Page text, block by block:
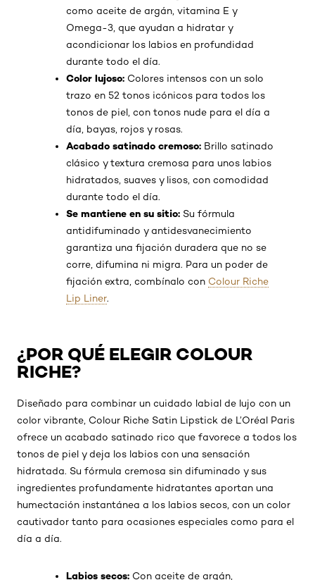
como aceite de argán, vitamina E y
Omega-3, que ayudan a hidratar y
acondicionar los labios en profundidad
durante todo el día.
Color lujoso: Colores intensos con un solo
trazo en 52 tonos icónicos para todos los
tonos de piel, con tonos nude para el día a
día, bayas, rojos y rosas.
Acabado satinado cremoso: Brillo satinado
clásico y textura cremosa para unos labios
hidratados, suaves y lisos, con comodidad
durante todo el día.
Se mantiene en su sitio: Su fórmula
antidifuminado y antidesvanecimiento
garantiza una fijación duradera que no se
corre, difumina ni migra. Para un poder de
fijación extra, combínalo con Colour Riche
Lip Liner.
¿POR QUÉ ELEGIR COLOUR
RICHE?
Diseñado para combinar un cuidado labial de lujo con un
color vibrante, Colour Riche Satin Lipstick de L’Oréal Paris
ofrece un acabado satinado rico que favorece a todos los
tonos de piel y deja los labios con una sensación
hidratada. Su fórmula cremosa sin difuminado y sus
ingredientes profundamente hidratantes aportan una
humectación instantánea a los labios secos, con un color
cautivador tanto para ocasiones especiales como para el
día a día.
Labios secos: Con aceite de argán,